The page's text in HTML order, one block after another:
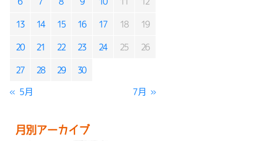
13 14 15 16 17 18 19
20 21 22 23 24 25 26
27 28 29 30
« 5月 7月 »
月別アーカイブ